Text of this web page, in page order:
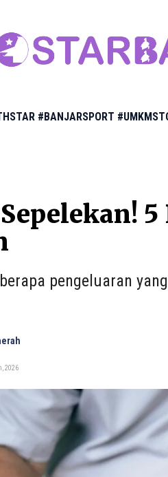
#BANJARSPORT
pengeluaran
2026